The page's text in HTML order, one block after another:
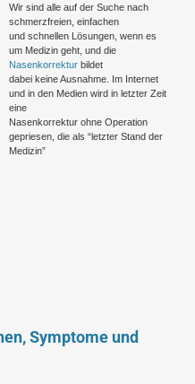
Wir sind alle auf der Suche nach
schmerzfreien, einfachen
und schnellen Lösungen, wenn es
um Medizin geht, und die
Nasenkorrektur bildet
dabei keine Ausnahme. Im Internet
und in den Medien wird in letzter Zeit
eine
Nasenkorrektur ohne Operation
gepriesen, die als “letzter Stand der
Medizin”
Symptome und